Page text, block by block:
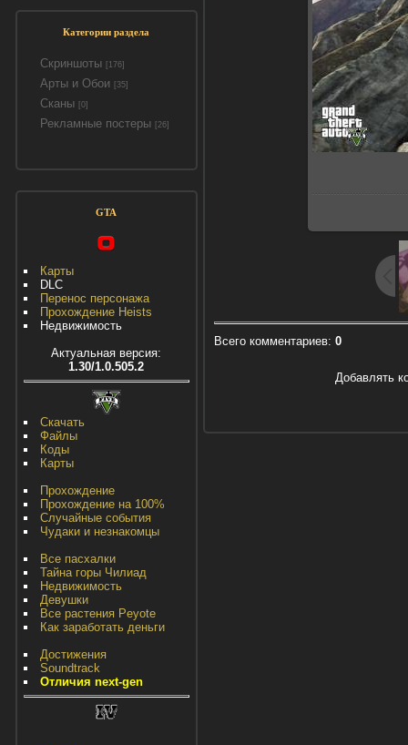
Категории раздела
Скриншоты [176]
Арты и Обои [35]
Сканы [0]
Рекламные постеры [26]
GTA
Карты
DLC
Перенос персонажа
Прохождение Heists
Недвижимость
Актуальная версия:
1.30/1.0.505.2
Скачать
Файлы
Коды
Карты
Прохождение
Прохождение на 100%
Случайные события
Чудаки и незнакомцы
Все пасхалки
Тайна горы Чилиад
Недвижимость
Девушки
Все растения Peyote
Как заработать деньги
Достижения
Soundtrack
Отличия next-gen
Всего комментариев: 0
Добавлять